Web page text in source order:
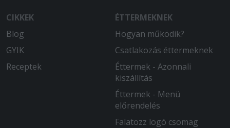
CIKKEK
Blog
GYIK
Receptek
ÉTTERMEKNEK
Hogyan működik?
Csatlakozás éttermeknek
Éttermek - Azonnali
kiszállítás
Éttermek - Menü
előrendelés
Falatozz logó csomag